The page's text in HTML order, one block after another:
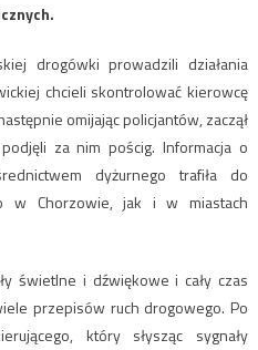
drogówki prowadzili działania
chcieli skontrolować kierowcę
omijając policjantów, zaczął
za nim pościg. Informacja o
dyżurnego trafiła do
w Chorzowie, jak i w miastach
świetlne i dźwiękowe i cały czas
przepisów ruch drogowego. Po
który słysząc sygnały